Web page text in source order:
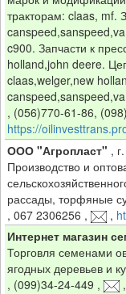
тракторам: claas, mf.
c900. Запчасти к
holland,john deere.
claas,welger,new
, (056)770-61-86,
https://
ООО "Агропласт" ,
Производство и
рассады, торфяные
, 067 2306256 , ,
Интернет магазин
Торговля семенами
ягодных деревьев и
, (099)34-24-449 , ,